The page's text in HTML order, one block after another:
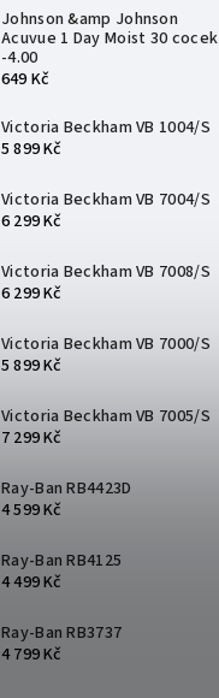
Johnson &amp Johnson
Acuvue 1 Day Moist 30 cocek
-4.00
649 Kč
Victoria Beckham VB 1004/S
5 899 Kč
Victoria Beckham VB 7004/S
6 299 Kč
Victoria Beckham VB 7008/S
6 299 Kč
Victoria Beckham VB 7000/S
5 899 Kč
Victoria Beckham VB 7005/S
7 299 Kč
Ray-Ban RB4423D
4 599 Kč
Ray-Ban RB4125
4 499 Kč
Ray-Ban RB3737
4 799 Kč